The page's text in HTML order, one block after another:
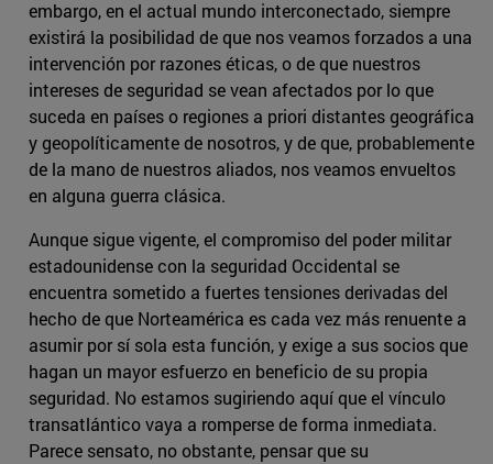
embargo, en el actual mundo interconectado, siempre
existirá la posibilidad de que nos veamos forzados a una
intervención por razones éticas, o de que nuestros
intereses de seguridad se vean afectados por lo que
suceda en países o regiones a priori distantes geográfica
y geopolíticamente de nosotros, y de que, probablemente
de la mano de nuestros aliados, nos veamos envueltos
en alguna guerra clásica.
Aunque sigue vigente, el compromiso del poder militar
estadounidense con la seguridad Occidental se
encuentra sometido a fuertes tensiones derivadas del
hecho de que Norteamérica es cada vez más renuente a
asumir por sí sola esta función, y exige a sus socios que
hagan un mayor esfuerzo en beneficio de su propia
seguridad. No estamos sugiriendo aquí que el vínculo
transatlántico vaya a romperse de forma inmediata.
Parece sensato, no obstante, pensar que su